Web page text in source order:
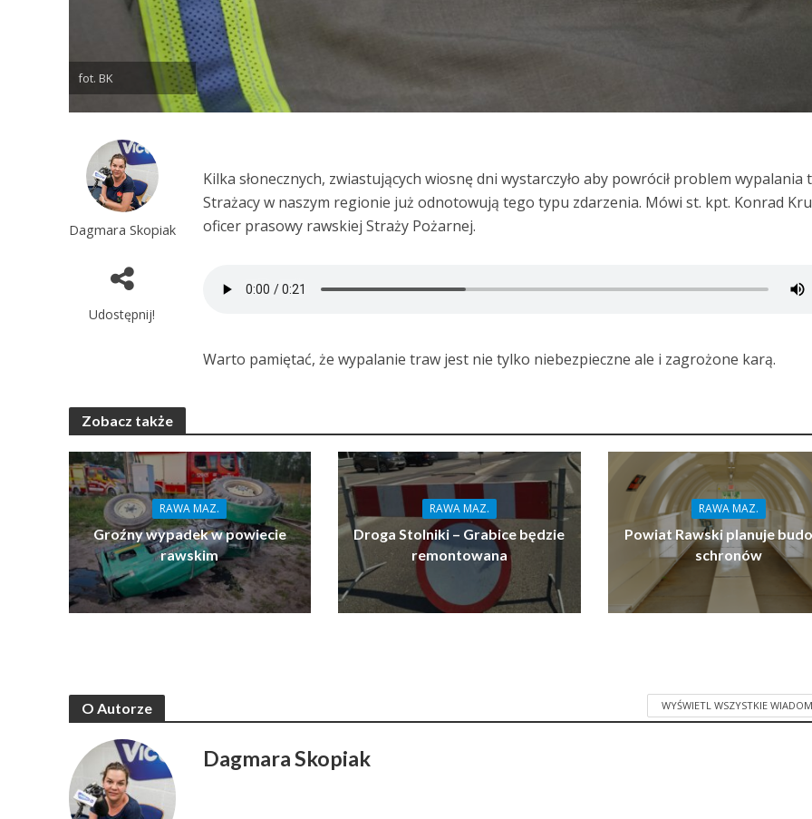
fot. BK
Dagmara Skopiak
Udostępnij!
Kilka słonecznych, zwiastujących wiosnę dni wystarczyło aby powrócił problem wypalania
Strażacy w naszym regionie już odnotowują tego typu zdarzenia. Mówi st. kpt. Konrad
oficer prasowy rawskiej Straży Pożarnej.
Warto pamiętać, że wypalanie traw jest nie tylko niebezpieczne ale i zagrożone karą.
Zobacz także
RAWA MAZ.
Groźny wypadek w powiecie
rawskim
RAWA MAZ.
Droga Stolniki – Grabice będzie
remontowana
RAWA MAZ.
Powiat Rawski planuje
schronów
O Autorze WYŚWIETL WSZYSTKIE
Dagmara Skopiak